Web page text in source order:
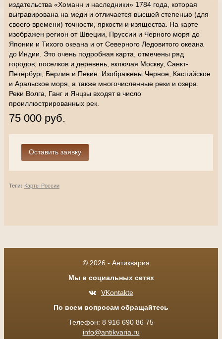
издательства «Хоманн и наследники» 1784 года, которая
выгравирована на меди и отличается высшей степенью (для
своего времени) точности, яркости и изящества. На карте
изображен регион от Швеции, Пруссии и Черного моря до
Японии и Тихого океана и от Северного Ледовитого океана
до Индии. Это очень подробная карта, отмечены ряд
городов, поселков и деревень, включая Москву, Санкт-
Петербург, Берлин и Пекин. Изображены Черное, Каспийское
и Аральское моря, а также многочисленные реки и озера.
Реки Волга, Ганг и Янцзы входят в число
проиллюстрированных рек.
75 000 руб.
Теги: Карты России
© 2026 - Антиквария
Мы в социальных сетях
VKontakte
По всем вопросам обращайтесь
Телефон: 8 916 690 86 75
info@antikvaria.ru